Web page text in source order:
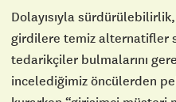
Dolayısıyla
girdilere temiz alternatifler
tedarikçiler bulmalarını
incelediğimiz öncülerden